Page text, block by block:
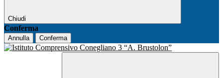
Chiudi
Conferma
Annulla Conferma